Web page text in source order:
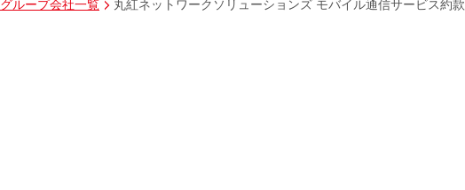
グループ会社一覧 丸紅ネットワークソリューションズ モバイル通信サービス約款